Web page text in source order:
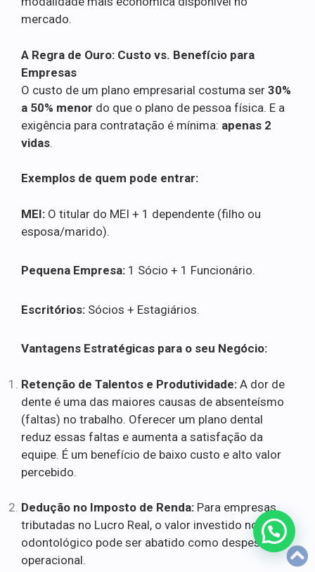
mercado.
A Regra de Ouro: Custo vs. Benefício para
Empresas
O custo de um plano empresarial costuma ser 30%
a 50% menor do que o plano de pessoa física. E a
exigência para contratação é mínima: apenas 2
vidas.
Exemplos de quem pode entrar:
MEI: O titular do MEI + 1 dependente (filho ou
esposa/marido).
Pequena Empresa: 1 Sócio + 1 Funcionário.
Escritórios: Sócios + Estagiários.
Vantagens Estratégicas para o seu Negócio:
Retenção de Talentos e Produtividade: A dor de
dente é uma das maiores causas de absenteísmo
(faltas) no trabalho. Oferecer um plano dental
reduz essas faltas e aumenta a satisfação da
equipe. É um benefício de baixo custo e alto valor
percebido.
Dedução no Imposto de Renda: Para empresas
tributadas no Lucro Real, o valor investido no plano
odontológico pode ser abatido como despesa
operacional.